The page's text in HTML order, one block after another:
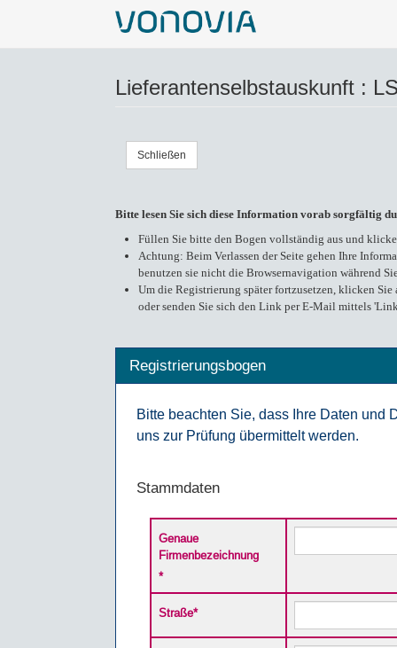
Lieferantenselbstauskunft :
Schließen
Bitte lesen Sie sich diese Information vorab sorgfältig
Füllen Sie bitte den Bogen vollständig aus und
Achtung: Beim Verlassen der Seite gehen Ihre
benutzen sie nicht die Browsernavigation während
Um die Registrierung später fortzusetzen, klicken
oder senden Sie sich den Link per E-Mail mittels
Registrierungsbogen
Bitte beachten Sie, dass Ihre Daten und
uns zur Prüfung übermittelt werden.
Stammdaten
Genaue
Firmenbezeichnung
*
Straße*